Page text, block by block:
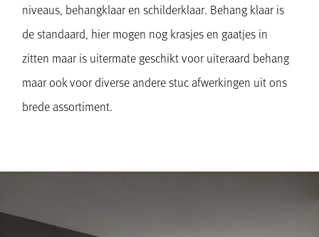
niveaus, behangklaar en schilderklaar. Behang klaar is
de standaard, hier mogen nog krasjes en gaatjes in
zitten maar is uitermate geschikt voor uiteraard behang
maar ook voor diverse andere stuc afwerkingen uit ons
brede assortiment.